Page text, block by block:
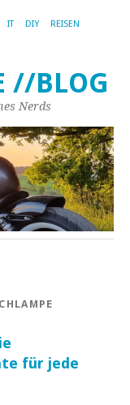
IT DIY REISEN
//BLOG
Nerds
für jede